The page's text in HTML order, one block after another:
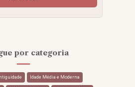
por categoria
Idade Média e Moderna